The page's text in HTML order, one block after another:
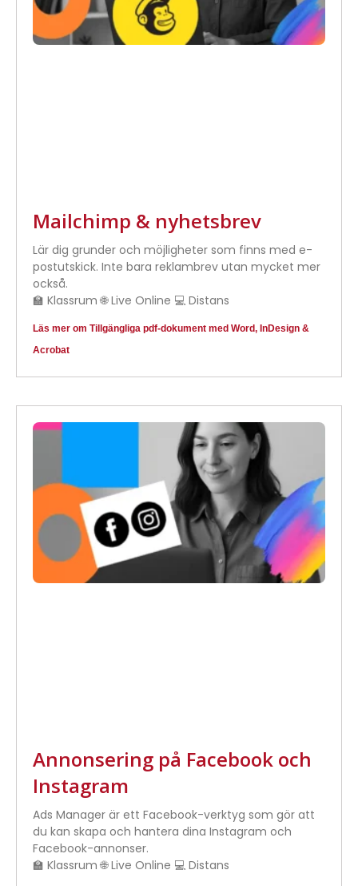
Mailchimp & nyhetsbrev
Lär dig grunder och möjligheter som finns med e-
postutskick. Inte bara reklambrev utan mycket mer
också.
🏫 Klassrum 🌐 Live Online 💻 Distans
Läs mer om Tillgängliga pdf-dokument med Word, InDesign &
Acrobat
Annonsering på Facebook och
Instagram
Ads Manager är ett Facebook-verktyg som gör att
du kan skapa och hantera dina Instagram och
Facebook-annonser.
🏫 Klassrum 🌐 Live Online 💻 Distans